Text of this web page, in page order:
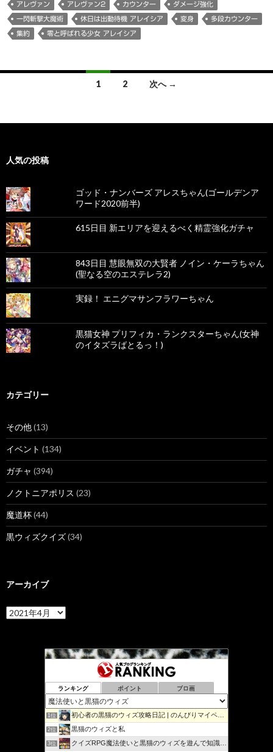
アレヴァン アレヴァン2 カウンター ダメージ強化
一閃斬撃大魔術 休日は出動待機 アレイシア 変身 多段カウンター
集約 零と呼ばれる少女 アレイシア
ナ
ゲ
ー
シ
ョ
ン
1 2 次へ →
人気の投稿
ゴッド・ナンバーズ アレスちゃん(ゴールデンア
ワード2020前半)
615日目 新エリアを迎えるべく精霊強化ガチャ
843日目 慧眼無双の大賢者 ノイン・ケーラちゃん
(聖なる空のエステレラ2)
実録！ エニグマサンフラワーちゃん
黒猫女神 プリフィカ・ランクスターちゃん(女神
のイタズラばとるっ！)
カテゴリー
その他(13)
イベント (134)
ガチャ (394)
ノクトニアポリス (23)
魔道杯(44)
黒ウィズクイズ(34)
アーカイブ
ア
ー
ランキング ポイント ブロ画
1位 初心者の黒猫のウィズ攻略日記 | のんびりマイペースで攻略…
2位 黒猫のウィズと私
3位 クイズRPG魔法使いと黒猫のウィズを遊んで知識を増やそう